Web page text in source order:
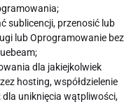
sublicencji, przenosić lub
lub Oprogramowanie bez
dla jakiejkolwiek
hosting, współdzielenie
dla uniknięcia wątpliwości,